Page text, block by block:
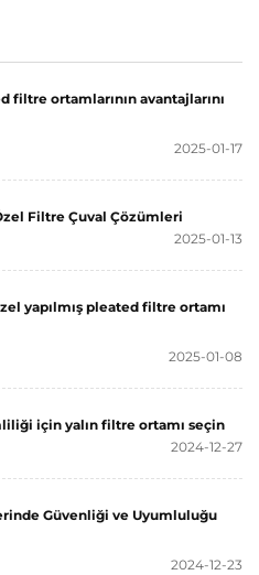
ortamlarının avantajlarını
2025-01-17
Filtre Çuval Çözümleri
2025-01-13
yapılmış pleated filtre ortamı
2025-01-08
için yalın filtre ortamı seçin
2024-12-27
Güvenliği ve Uyumluluğu
2024-12-23